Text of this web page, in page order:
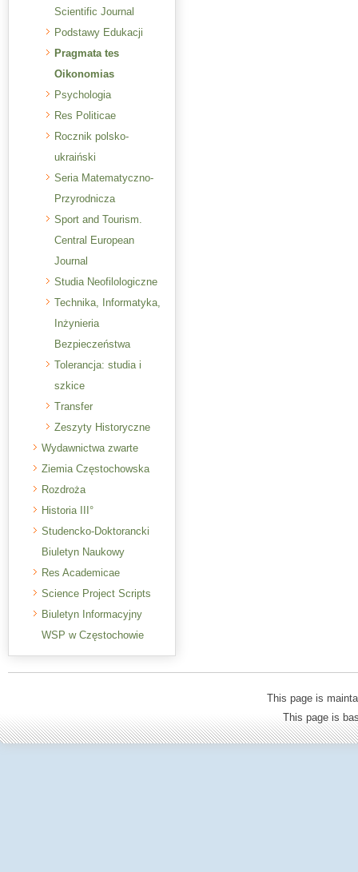
Scientific Journal
Podstawy Edukacji
Pragmata tes
Oikonomias
Psychologia
Res Politicae
Rocznik polsko-
ukraiński
Seria Matematyczno-
Przyrodnicza
Sport and Tourism.
Central European
Journal
Studia Neofilologiczne
Technika, Informatyka,
Inżynieria
Bezpieczeństwa
Tolerancja: studia i
szkice
Transfer
Zeszyty Historyczne
Wydawnictwa zwarte
Ziemia Częstochowska
Rozdroża
Historia III°
Studencko-Doktorancki
Biuletyn Naukowy
Res Academicae
Science Project Scripts
Biuletyn Informacyjny
WSP w Częstochowie
This page is
This page is